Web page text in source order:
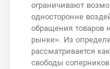
ограничивают
односторонне
обращения товаров
рынке». Из
рассматривается
свободы